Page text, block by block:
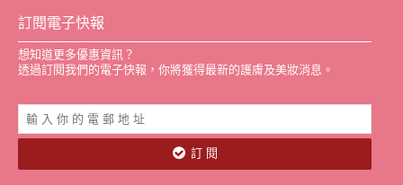
訂閱電子快報
想知道更多優惠資訊？
透過訂閱我們的電子快報，你將獲得最新的護膚及美妝消息。
訂 閱